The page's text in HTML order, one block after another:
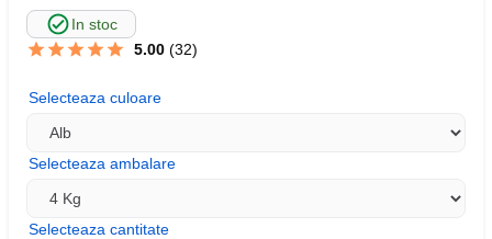
In stoc
5.00 (32)
Selecteaza culoare
Selecteaza ambalare
Selecteaza cantitate